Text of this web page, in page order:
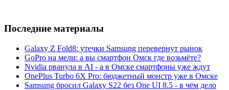
Последние материалы
Galaxy Z Fold8: утечки Samsung перевернут рынок
GoPro на мели: а вы смартфон Омск где возьмёте?
Nvidia рванула в AI - а в Омске смартфоны уже ждут
OnePlus Turbo 6X Pro: бюджетный монстр уже в Омске
Samsung бросил Galaxy S22 без One UI 8.5 - в чём дело